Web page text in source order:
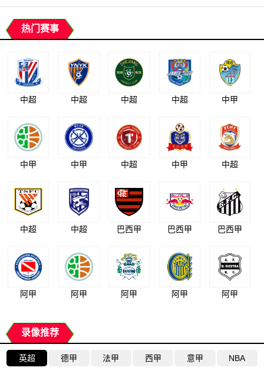
热门赛事
中超 中超 中超 中超 中甲
中甲 中甲 中超 中甲 中超
中超 中超 巴西甲 巴西甲 巴西甲
阿甲 阿甲 阿甲 阿甲 阿甲
录像推荐
英超 德甲 法甲 西甲 意甲 NBA